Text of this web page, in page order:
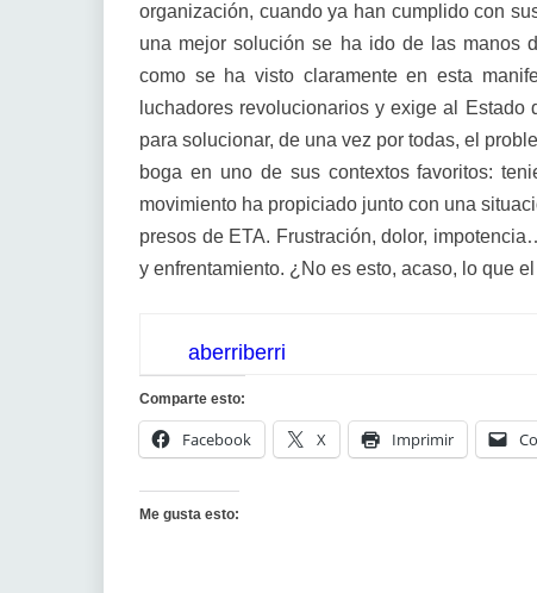
organización, cuando ya han cumplido con
una mejor solución se ha ido de las manos
como se ha visto claramente en esta
luchadores revolucionarios y exige al
para solucionar, de una vez por todas, el
boga en uno de sus contextos favoritos:
movimiento ha propiciado junto con una
presos de ETA. Frustración, dolor,
y enfrentamiento. ¿No es esto, acaso, lo que
aberriberri
Comparte esto:
Facebook X Imprimir
Me gusta esto: